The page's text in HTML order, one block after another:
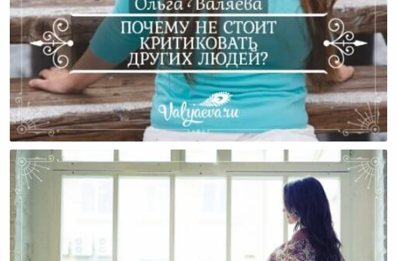
Почему Не Стоит Критиковать Других Людей?